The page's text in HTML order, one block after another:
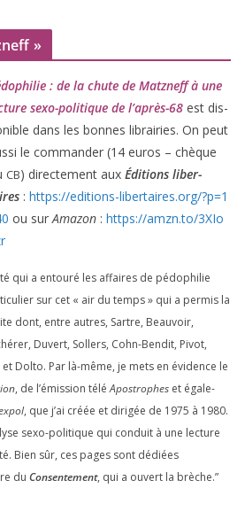
»
: de la chute de Matzneff à une
sexo-poli­tique de l’après-68 est dis­
dans les bonnes librai­ries. On peut
le com­man­der (14 euros – chèque
CB) direc­te­ment aux Éditions liber­
: https://​edi​tions​-liber​taires​.org/​?​p​=​1
ou surAmazon : https://​amzn​.to/​3​X​I​o​
qui a entou­ré les affaires de pédo­phi­lie
sur cet « air du temps » qui a per­mis la
dont, entre autres, Sartre, Beauvoir,
Duvert, Sollers, Cohn-Bendit, Pivot,
Dolto. Par là-même, je mets en évi­dence le
, de l’émission téléApostrophes et éga­le­
, que j’ai créée et diri­gée de 1975 à 1980.
sexo-poli­tique qui conduit à une lec­ture
Bien sûr, ces pages sont dédiées
du Consentement, qui a ouvert la brèche.”